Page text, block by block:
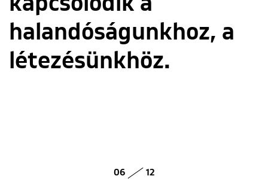
halandóságunkhoz, a
létezésünkhöz.
06 12